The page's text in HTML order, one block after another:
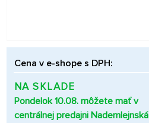
Cena v e-shope s DPH:
NA SKLADE
Pondelok 10.08. môžete mať v
centrálnej predajni Nademlejnská